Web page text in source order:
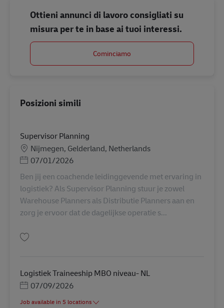
Ottieni annunci di lavoro consigliati su
misura per te in base ai tuoi interessi.
Cominciamo
Posizioni simili
Supervisor Planning
SedeNijmegen, Gelderland, Netherlands
Posted Date
07/01/2026
Ben jij een coachende leidinggevende met ervaring in
logistiek? Als Supervisor Planning stuur je zowel
Warehouse Planners als Distributie Planners aan en
zorg je ervoor dat de dagelijkse operatie s...
Logistiek Traineeship MBO niveau- NL
Posted Date
07/09/2026
Job available in 5 locations